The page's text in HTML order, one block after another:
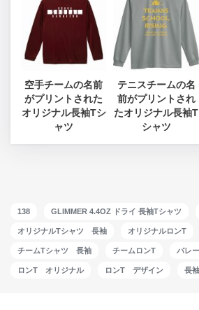
空手チームの名前
がプリントされた
オリジナル長袖Tシ
ャツ
テニスチームの名
前がプリントされ
たオリジナル長袖T
シャツ
138 GLIMMER 4.4OZ ドライ 長袖Tシャツ
オリジナルTシャツ 長袖 オリジナルロンT
チームTシャツ 長袖 チームロンT バレ
ロンT オリジナル ロンT デザイン 長